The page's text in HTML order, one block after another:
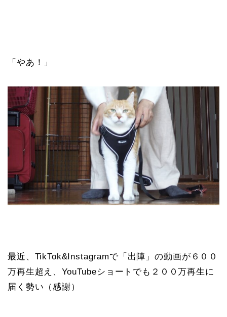
「やあ！」
最近、TikTok&Instagramで「出陣」の動画が６００
万再生超え、YouTubeショートでも２００万再生に
届く勢い（感謝）